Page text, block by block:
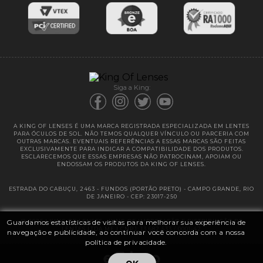
Guardamos estatísticas de visitas para melhorar sua experiência de
navegação e publicidade, ao continuar você concorda com a nossa
política de privacidade.
Entregas
Siga a King:
A KING OF LENSES É UMA MARCA REGISTRADA ESPECIALIZADA EM LENTES
PARA ÓCULOS DE SOL. NÃO TEMOS QUALQUER VÍNCULO OU PARCERIA COM
OUTRAS MARCAS. EVENTUAIS REFERÊNCIAS A ESSAS MARCAS SÃO FEITAS
EXCLUSIVAMENTE PARA INDICAR A COMPATIBILIDADE DOS PRODUTOS.
ESCLARECEMOS QUE ESSAS EMPRESAS NÃO PATROCINAM, APOIAM OU
ENDOSSAM OS PRODUTOS DA KING OF LENSES.
ESTRADA DO CABUÇU, 2463 - FUNDOS (PORTÃO PRETO) - CAMPO GRANDE, RIO
DE JANEIRO - CEP: 23017-250
@ 2025 | KING OF LENSES - KING OF IMPORTAÇÃO E DISTRIBUIÇÃO DE
LENTES LTDA ME | CNPJ: 13.682.533 / 0001-42